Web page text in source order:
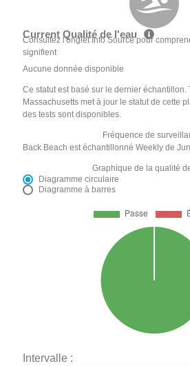
Current Qualité de l'eau
Consultez l'onglet Info Source pour
signifient
Aucune donnée disponible
Ce statut est basé sur le dernier échantillon.
Massachusetts met à jour le statut de cette
des tests sont disponibles.
Fréquence de
Back Beach est échantillonné Weekly de
Graphique de la qualité
Diagramme circulaire
Diagramme à barres
Intervalle :